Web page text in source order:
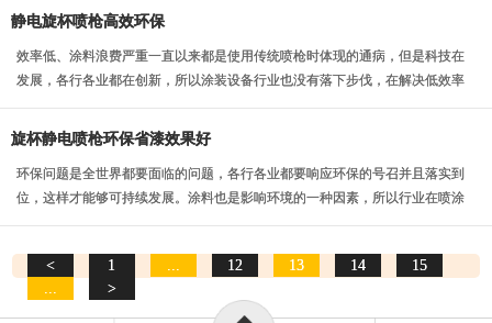
静电旋杯喷枪高效环保
效率低、涂料浪费严重一直以来都是使用传统喷枪时体现的通病，但是科技在
发展，各行各业都在创新，所以涂装设备行业也没有落下步伐，在解决低效率
旋杯静电喷枪环保省漆效果好
环保问题是全世界都要面临的问题，各行各业都要响应环保的号召并且落实到
位，这样才能够可持续发展。涂料也是影响环境的一种因素，所以行业在喷涂
< 1 12 13 14
15
>